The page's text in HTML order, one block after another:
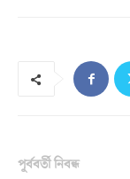
পূর্ববর্তী নিবন্ধ